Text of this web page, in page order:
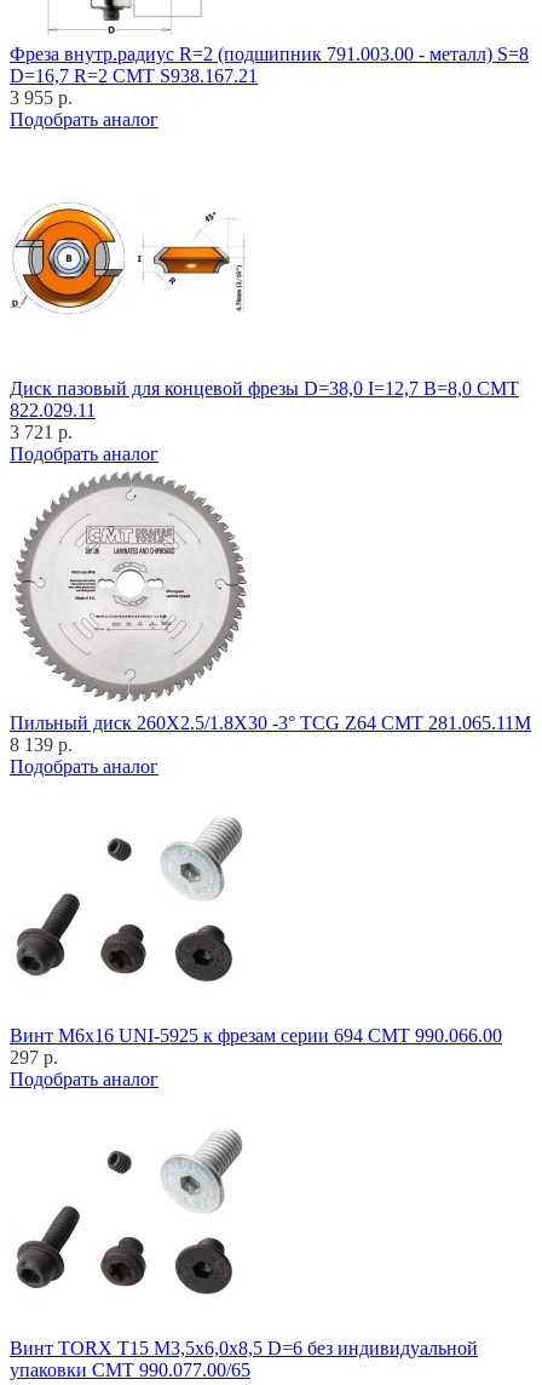
Фреза внутр.радиус R=2 (подшипник 791.003.00 - металл) S=8
D=16,7 R=2 CMT S938.167.21
3 955 р.
Подобрать аналог
Диск пазовый для концевой фрезы D=38,0 I=12,7 B=8,0 CMT
822.029.11
3 721 р.
Подобрать аналог
Пильный диск 260X2.5/1.8X30 -3° TCG Z64 CMT 281.065.11M
8 139 р.
Подобрать аналог
Винт M6x16 UNI-5925 к фрезам серии 694 CMT 990.066.00
297 р.
Подобрать аналог
Винт TORX T15 M3,5x6,0x8,5 D=6 без индивидуальной
упаковки CMT 990.077.00/65